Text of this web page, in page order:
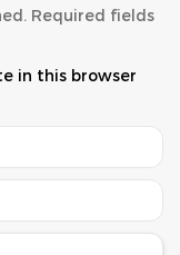
Required fields
in this browser